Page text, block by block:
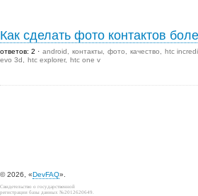
Как сделать фото контактов
ответов: 2 android контакты фото качество htc
evo 3d
htc explorer htc one v
© 2026, «DevFAQ».
Свидетельство о государственной
регистрации базы данных №2012620649.